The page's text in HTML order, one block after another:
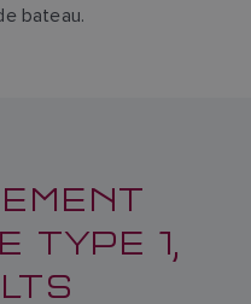
bateau.
TYPE 1,